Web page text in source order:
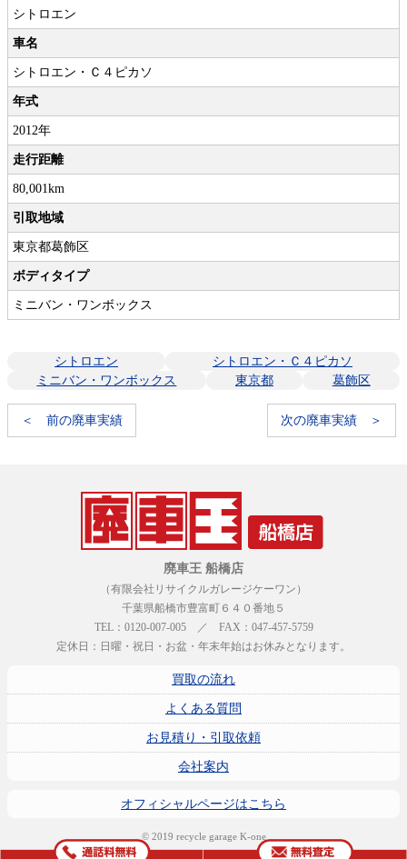
シトロエン
車名
シトロエン・Ｃ４ピカソ
年式
2012年
走行距離
80,001km
引取地域
東京都葛飾区
ボディタイプ
ミニバン・ワンボックス
シトロエン
シトロエン・Ｃ４ピカソ
ミニバン・ワンボックス
東京都 葛飾区
＜ 前の廃車実績 次の廃車実績 ＞
廃車王 船橋店
（有限会社リサイクルガレージケーワン）
千葉県船橋市豊富町６４０番地５
TEL：0120-007-005 ／ FAX：047-457-5759
定休日：日曜・祝日・お盆・年末年始はお休みとなります。
買取の流れ
よくある質問
お見積り・引取依頼
会社案内
オフィシャルページはこちら
© 2019 recycle garage K-one